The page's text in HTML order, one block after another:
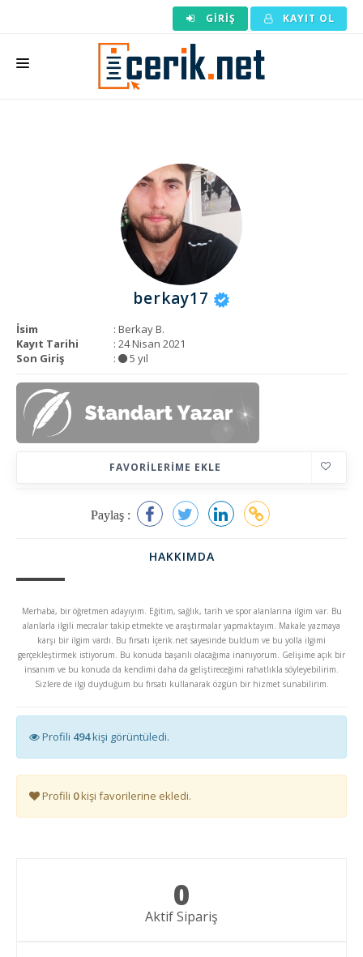
GIRIŞ KAYIT OL
KURUMSAL
berkay17
İsim
: Berkay B.
Kayıt Tarihi
: 24 Nisan 2021
Son Giriş
: 5 yıl
FAVORILERIME EKLE
Paylaş :
HAKKIMDA
Merhaba, bir öğretmen adayıyım. Eğitim, sağlık, tarih ve spor alanlarına ilgim var. Bu
alanlarla ilgili mecralar takip etmekte ve araştırmalar yapmaktayım. Makale yazmaya
karşı bir ilgim vardı. Bu fırsatı İçerik.net sayesinde buldum ve bu yolla ilgimi
gerçekleştirmek istiyorum. Bu konuda başarılı olacağıma inanıyorum. Gelişime açık bir
insanım ve bu konuda da kendimi daha da geliştireceğimi rahatlıkla söyleyebilirim.
Sizlere de ilgi duyduğum bu fırsatı kullanarak özgün bir hizmet sunabilirim.
Profili 494kişi görüntüledi.
Profili 0kişi favorilerine ekledi.
0
Aktif Sipariş